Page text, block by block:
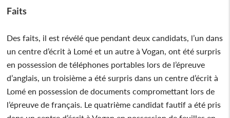
Faits
Des faits, il est révélé que pendant deux candidats, l’un dans
un centre d’écrit à Lomé et un autre à Vogan, ont été surpris
en possession de téléphones portables lors de l’épreuve
d’anglais, un troisième a été surpris dans un centre d’écrit à
Lomé en possession de documents compromettant lors de
l’épreuve de français. Le quatrième candidat fautif a été pris